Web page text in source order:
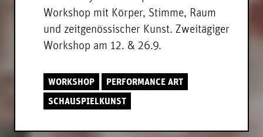
Workshop mit Körper, Stimme, Raum
und zeitgenössischer Kunst. Zweitägiger
Workshop am 12. & 26.9.
WORKSHOP
PERFORMANCE ART
SCHAUSPIELKUNST